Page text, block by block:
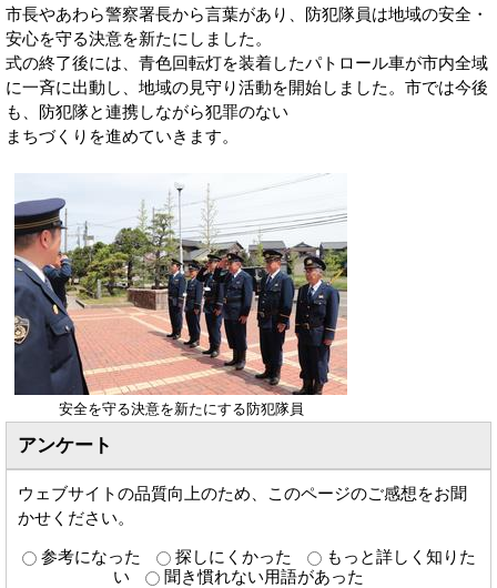
市長やあわら警察署長から言葉があり、防犯隊員は地域の安全・
安心を守る決意を新たにしました。
式の終了後には、青色回転灯を装着したパトロール車が市内全域
に一斉に出動し、地域の見守り活動を開始しました。市では今後
も、防犯隊と連携しながら犯罪のない
まちづくりを進めていきます。
安全を守る決意を新たにする防犯隊員
アンケート
ウェブサイトの品質向上のため、このページのご感想をお聞
かせください。
参考になった 探しにくかった
もっと詳しく知りた
い
聞き慣れない用語があった